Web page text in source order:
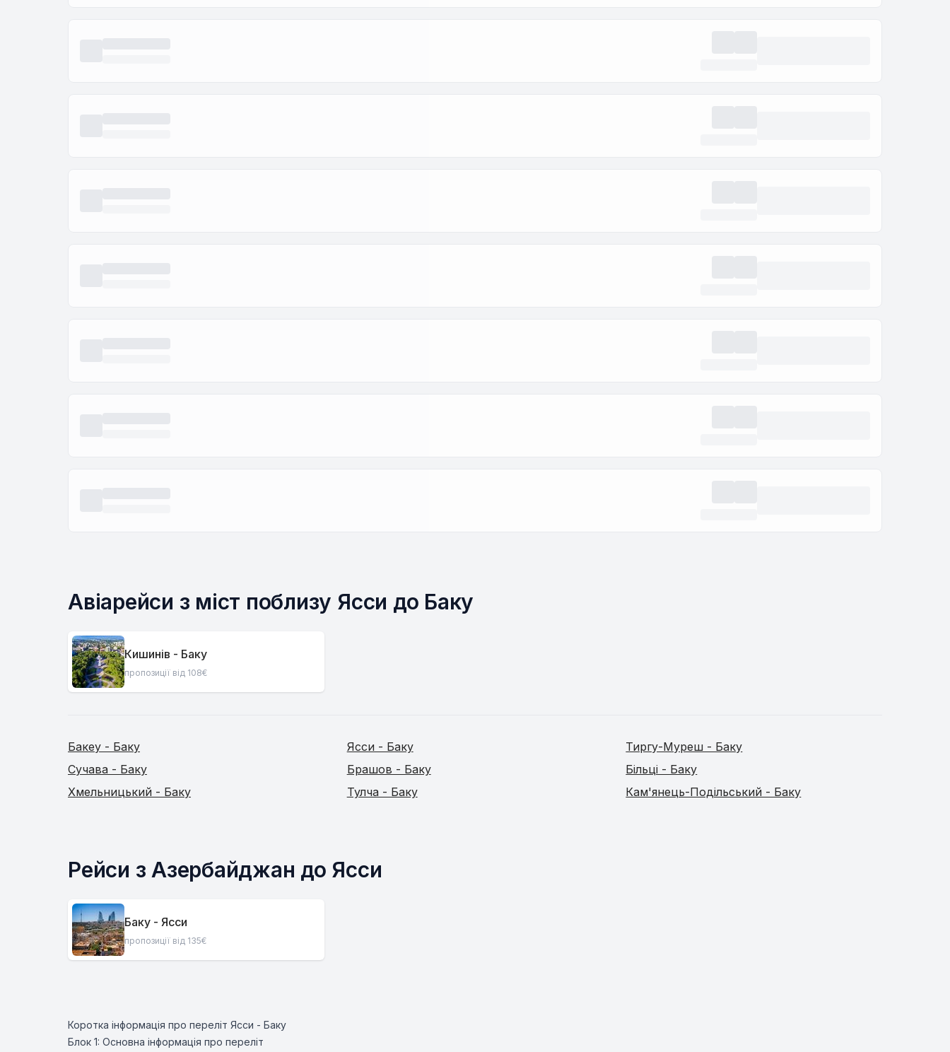
Авіарейси з міст поблизу Ясси до Баку
Кишинів - Баку
пропозиції від 108€
Бакеу - Баку Ясси - Баку
Тиргу-Муреш - Баку
Сучава - Баку
Брашов - Баку
Більці - Баку
Хмельницький - Баку
Тулча - Баку Кам'янець-Подільський - Баку
Рейси з Азербайджан до Ясси
Баку - Ясси
пропозиції від 135€
Коротка інформація про переліт Ясси - Баку
Блок 1: Основна інформація про переліт